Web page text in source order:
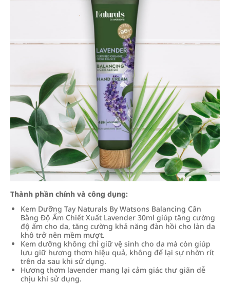
Thành phần chính và công dụng:
Kem Dưỡng Tay Naturals By Watsons Balancing Cân
Bằng Độ Ẩm Chiết Xuất Lavender 30ml giúp tăng cường
độ ẩm cho da, tăng cường khả năng đàn hồi cho làn da
khô trở nên mềm mượt.
Kem dưỡng không chỉ giữ vệ sinh cho da mà còn giúp
lưu giữ hương thơm hiệu quả, không để lại sự nhờn rít
trên da sau khi sử dụng.
Hương thơm lavender mang lại cảm giác thư giãn dễ
chịu khi sử dụng.